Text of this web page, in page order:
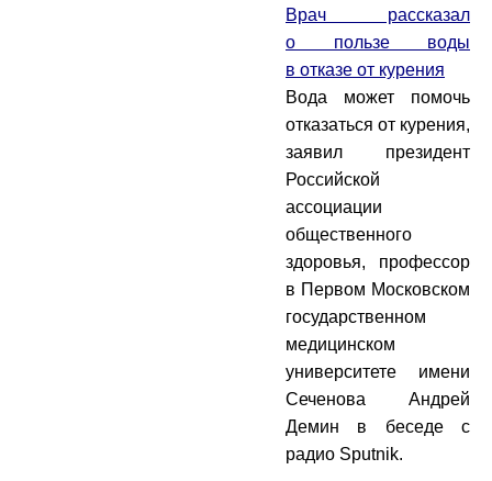
Врач рассказал
о пользе воды
в отказе от курения
Вода может помочь
отказаться от курения,
заявил президент
Российской
ассоциации
общественного
здоровья, профессор
в Первом Московском
государственном
медицинском
университете имени
Сеченова Андрей
Демин в беседе с
радио Sputnik.